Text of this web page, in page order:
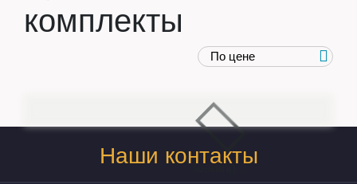
комплекты
loading...
Наши контакты